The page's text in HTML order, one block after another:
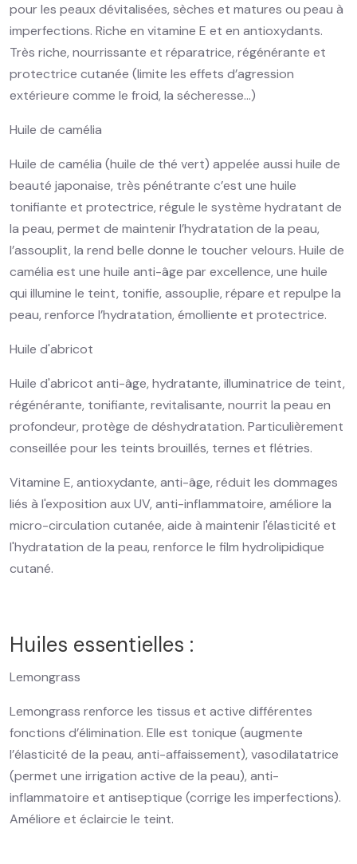
pour les peaux dévitalisées, sèches et matures ou peau à
imperfections. Riche en vitamine E et en antioxydants.
Très riche, nourrissante et réparatrice, régénérante et
protectrice cutanée (limite les effets d’agression
extérieure comme le froid, la sécheresse…)
Huile de camélia
Huile de camélia (huile de thé vert) appelée aussi huile de
beauté japonaise, très pénétrante c’est une huile
tonifiante et protectrice, régule le système hydratant de
la peau, permet de maintenir l’hydratation de la peau,
l’assouplit, la rend belle donne le toucher velours. Huile de
camélia est une huile anti-âge par excellence, une huile
qui illumine le teint, tonifie, assouplie, répare et repulpe la
peau, renforce l’hydratation, émolliente et protectrice.
Huile d'abricot
Huile d'abricot anti-âge, hydratante, illuminatrice de teint,
régénérante, tonifiante, revitalisante, nourrit la peau en
profondeur, protège de déshydratation. Particulièrement
conseillée pour les teints brouillés, ternes et flétries.
Vitamine E, antioxydante, anti-âge, réduit les dommages
liés à l'exposition aux UV, anti-inflammatoire, améliore la
micro-circulation cutanée, aide à maintenir l'élasticité et
l'hydratation de la peau, renforce le film hydrolipidique
cutané.
Huiles essentielles :
Lemongrass
Lemongrass renforce les tissus et active différentes
fonctions d’élimination. Elle est tonique (augmente
l’élasticité de la peau, anti-affaissement), vasodilatatrice
(permet une irrigation active de la peau), anti-
inflammatoire et antiseptique (corrige les imperfections).
Améliore et éclaircie le teint.